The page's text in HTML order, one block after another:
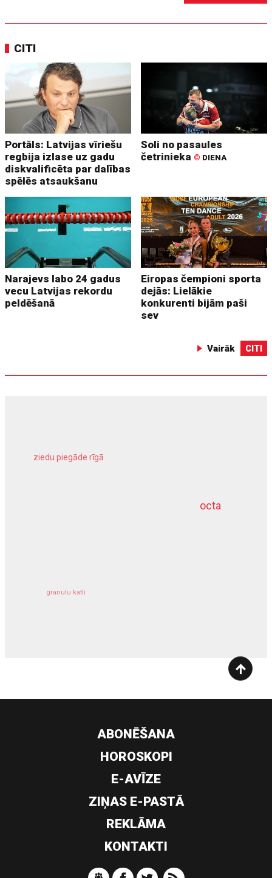
CITI
Portāls: Latvijas vīriešu
regbija izlase uz gadu
diskvalificēta par dalības
spēlēs atsaukšanu
Soli no pasaules
četrinieka © DIENA
Narajevs labo 24 gadus
vecu Latvijas rekordu
peldēšanā
Eiropas čempioni sporta
dejās: Lielākie
konkurenti bijām paši
sev
Vairāk CITI
octa
ziedu piegāde rīgā
granulu katli
dziļurbums
ABONĒŠANA
HOROSKOPI
E-AVĪZE
ZIŅAS E-PASTĀ
REKLĀMA
KONTAKTI